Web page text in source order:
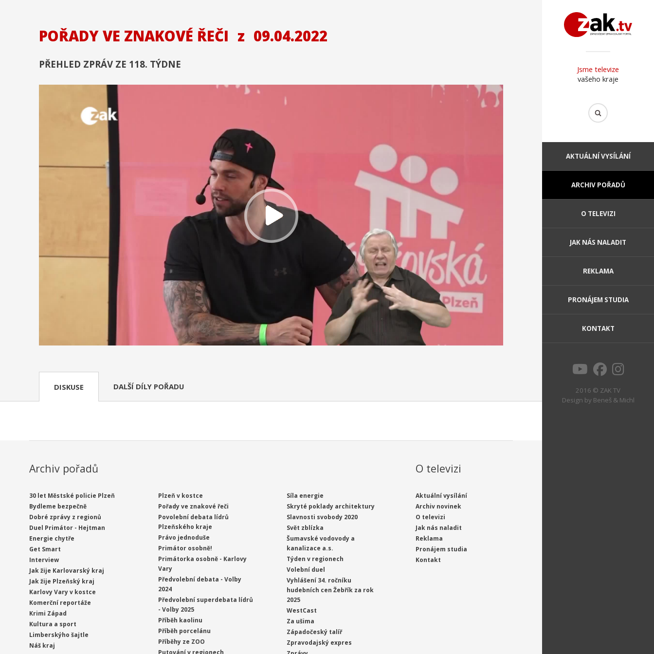
Jsme televize
vašeho kraje
AKTUÁLNÍ VYSÍLÁNÍ
ARCHIV POŘADŮ
O TELEVIZI
JAK NÁS NALADIT
REKLAMA
PRONÁJEM STUDIA
KONTAKT
2016 © ZAK TV
Design by Beneš & Michl
POŘADY VE ZNAKOVÉ ŘEČI z 09.04.2022
PŘEHLED ZPRÁV ZE 118. TÝDNE
DISKUSE DALŠÍ DÍLY POŘADU
Archiv pořadů
30 let Městské policie Plzeň
Bydleme bezpečně
Dobré zprávy z regionů
Duel Primátor - Hejtman
Energie chytře
Get Smart
Interview
Jak žije Karlovarský kraj
Jak žije Plzeňský kraj
Karlovy Vary v kostce
Komerční reportáže
Krimi Západ
Kultura a sport
Limberskýho šajtle
Náš kraj
Plzeň v kostce
Pořady ve znakové řeči
Povolební debata lídrů
Plzeňského kraje
Právo jednoduše
Primátor osobně!
Primátorka osobně - Karlovy
Vary
Předvolební debata - Volby
2024
Předvolební superdebata lídrů
- Volby 2025
Příběh kaolinu
Příběh porcelánu
Příběhy ze ZOO
Síla energie
Skryté poklady architektury
Slavnosti svobody 2020
Svět zblízka
Šumavské vodovody a
kanalizace a.s.
Týden v regionech
Volební duel
Vyhlášení 34. ročníku
hudebních cen Žebřík za rok
2025
WestCast
Za ušima
Západočeský talíř
Zpravodajský expres
O televizi
Aktuální vysílání
Archiv novinek
O televizi
Jak nás naladit
Reklama
Pronájem studia
Kontakt